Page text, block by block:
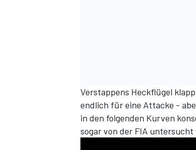
Verstappens Heckflügel
endlich für eine Attacke -
in den folgenden Kurven
sogar von der FIA